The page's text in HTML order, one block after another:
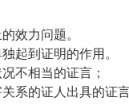
效力问题。
起到证明的作用。
不相当的证言；
系的证人出具的证言